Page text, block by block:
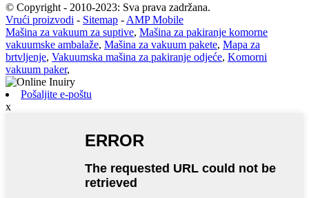
© Copyright - 2010-2023: Sva prava zadržana.
Vrući proizvodi - Sitemap - AMP Mobile
Mašina za vakuum za suptive, Mašina za pakiranje komorne
vakuumske ambalaže, Mašina za vakuum pakete, Mapa za
brtvljenje, Vakuumska mašina za pakiranje odjeće, Komorni
vakuum paker,
Pošaljite e-poštu
x